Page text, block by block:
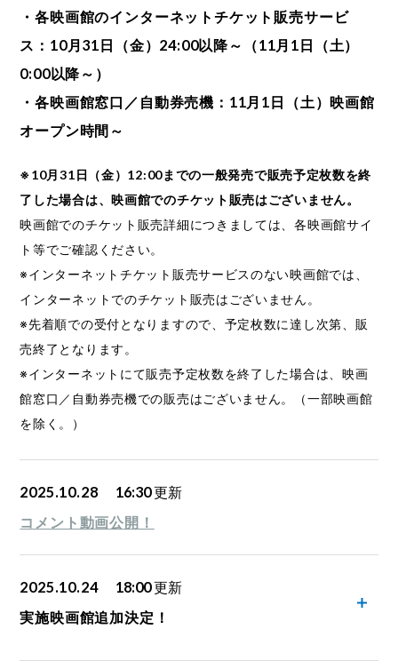
・各映画館のインターネットチケット販売サービ
ス：10月31日（金）24:00以降～（11月1日（土）
0:00以降～）
・各映画館窓口／自動券売機：11月1日（土）映画館
オープン時間～
※10月31日（金）12:00までの一般発売で販売予定枚数を終
了した場合は、映画館でのチケット販売はございません。
映画館でのチケット販売詳細につきましては、各映画館サイ
ト等でご確認ください。
※インターネットチケット販売サービスのない映画館では、
インターネットでのチケット販売はございません。
※先着順での受付となりますので、予定枚数に達し次第、販
売終了となります。
※インターネットにて販売予定枚数を終了した場合は、映画
館窓口／自動券売機での販売はございません。（一部映画館
を除く。）
2025.10.28 16:30更新
コメント動画公開！
2025.10.24 18:00更新
実施映画館追加決定！